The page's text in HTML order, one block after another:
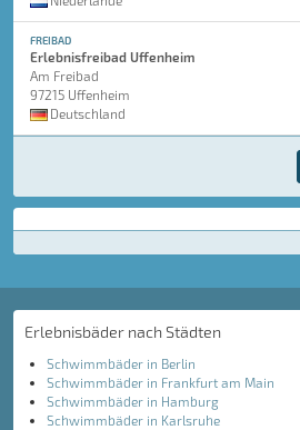
FREIBAD
Erlebnisfreibad Uffenheim
Am Freibad
97215 Uffenheim
Deutschland
Erlebnisbäder nach Städten
Schwimmbäder in Berlin
Schwimmbäder in Frankfurt am Main
Schwimmbäder in Hamburg
Schwimmbäder in Karlsruhe